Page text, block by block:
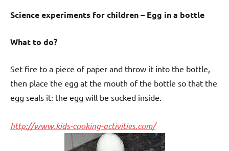
Science experiments for children – Egg in a bottle
What to do?
Set fire to a piece of paper and throw it into the bottle,
then place the egg at the mouth of the bottle so that the
egg seals it: the egg will be sucked inside.
http://www.kids-cooking-activities.com/